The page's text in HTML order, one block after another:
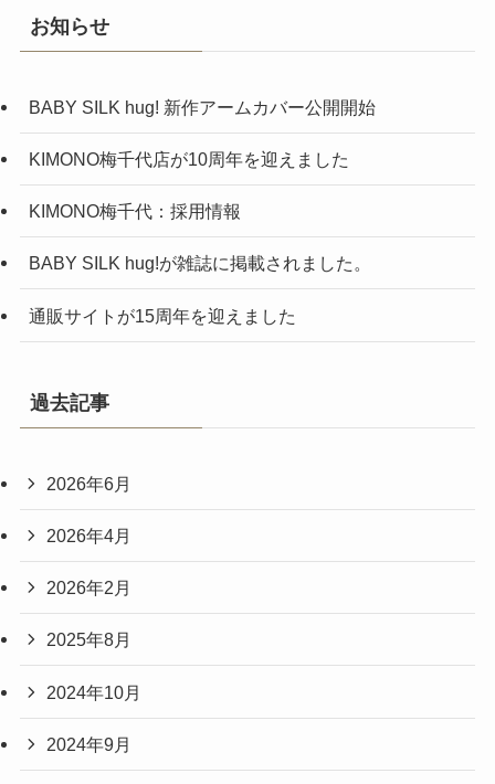
お知らせ
BABY SILK hug! 新作アームカバー公開開始
KIMONO梅千代店が10周年を迎えました
KIMONO梅千代：採用情報
BABY SILK hug!が雑誌に掲載されました。
通販サイトが15周年を迎えました
過去記事
2026年6月
2026年4月
2026年2月
2025年8月
2024年10月
2024年9月